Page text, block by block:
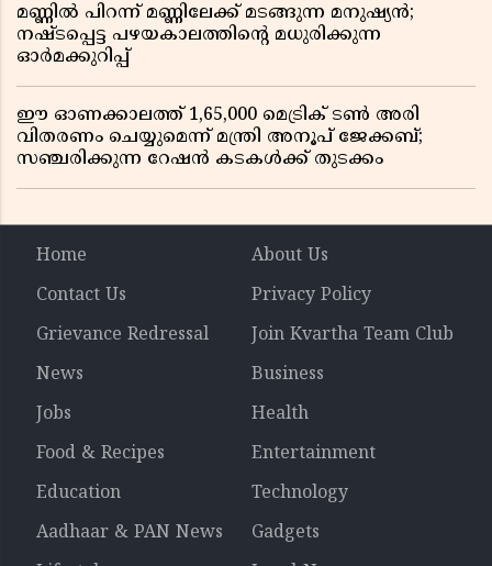
മണ്ണിൽ പിറന്ന് മണ്ണിലേക്ക് മടങ്ങുന്ന മനുഷ്യൻ;
നഷ്ടപ്പെട്ട പഴയകാലത്തിൻ്റെ മധുരിക്കുന്ന
ഓർമക്കുറിപ്പ്
ഈ ഓണക്കാലത്ത് 1,65,000 മെട്രിക് ടൺ അരി
വിതരണം ചെയ്യുമെന്ന് മന്ത്രി അനൂപ് ജേക്കബ്;
സഞ്ചരിക്കുന്ന റേഷൻ കടകൾക്ക് തുടക്കം
Home
About Us
Contact Us
Privacy Policy
Grievance Redressal
Join Kvartha Team Club
News
Business
Jobs
Health
Food & Recipes
Entertainment
Education
Technology
Aadhaar & PAN News
Gadgets